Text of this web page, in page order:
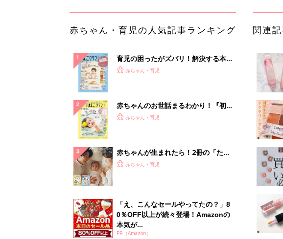
赤ちゃん・育児の人気記事ランキング
育児の困ったがズバリ！解決する本
『ひよこクラブ 秋号』 4カ月～2才
赤ちゃん・育児
赤ちゃんのお世話まるわかり！『初め
てのひよこクラブ 夏号』〈巻頭大特
赤ちゃん・育児
赤ちゃんが生まれたら！2冊の「たま
ひよ」
赤ちゃん・育児
「え、こんなセールやってたの？」8
0％OFF以上が続々登場！Amazonの
本気が...
PR（Amazon）
関連